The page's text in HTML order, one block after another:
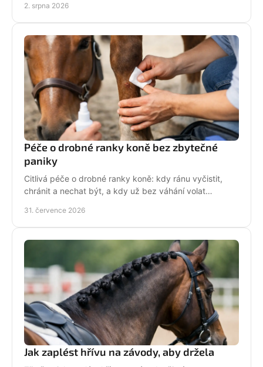
2. srpna 2026
Péče o drobné ranky koně bez zbytečné
paniky
Citlivá péče o drobné ranky koně: kdy ránu vyčistit,
chránit a nechat být, a kdy už bez váhání volat
31. července 2026
Jak zaplést hřívu na závody, aby držela